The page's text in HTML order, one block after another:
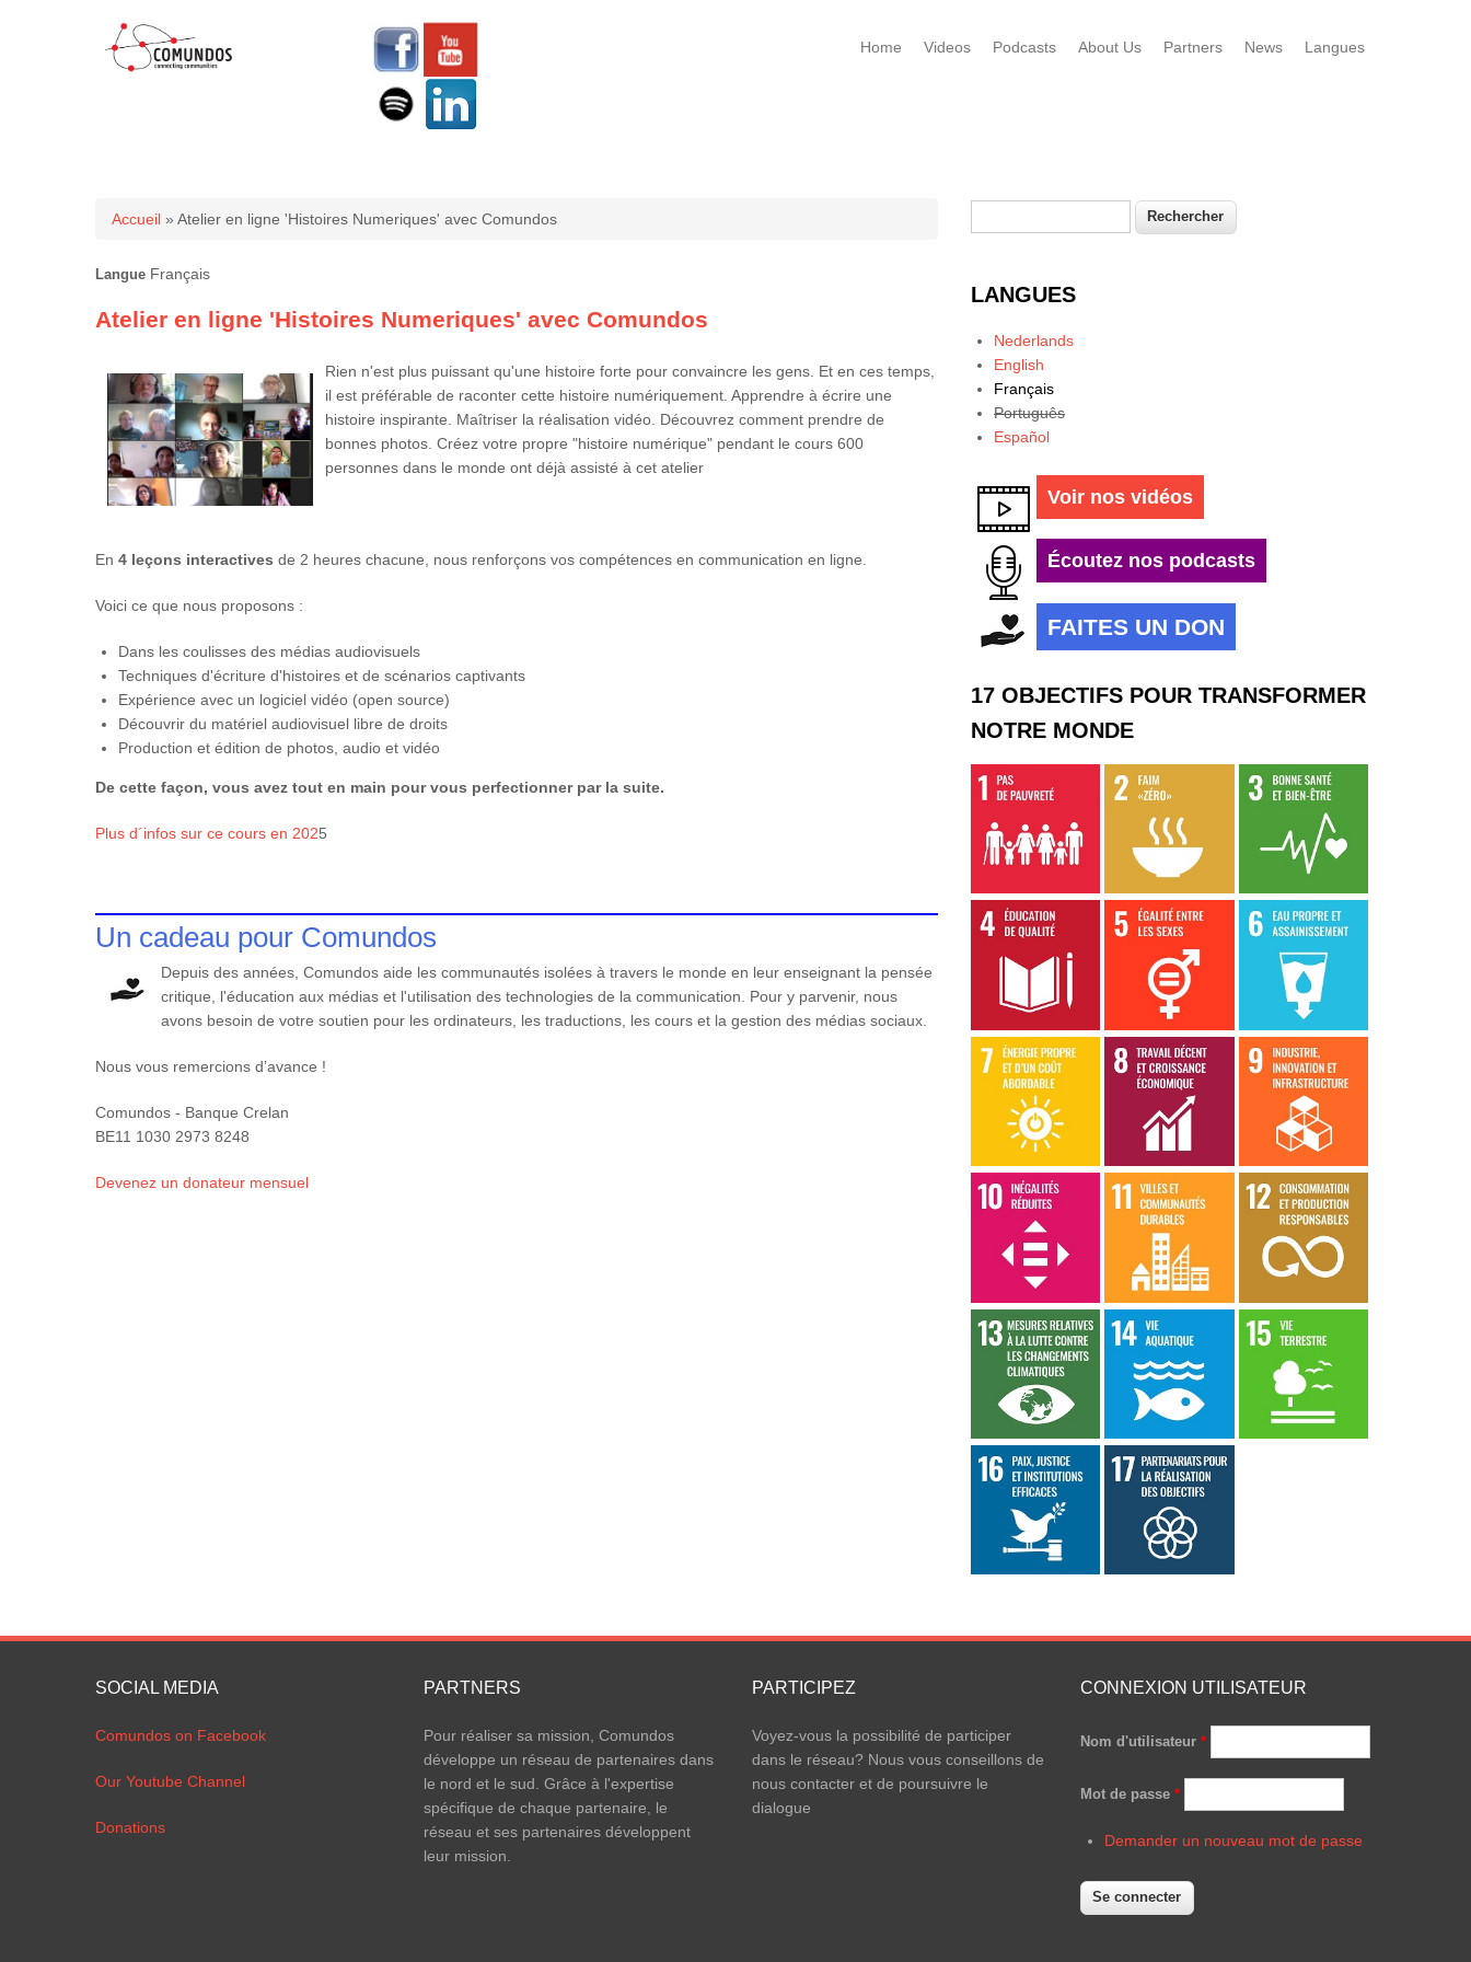
Home Videos Podcasts About Us Partners News Langues
Vous êtes ici
Accueil » Atelier en ligne 'Histoires Numeriques' avec Comundos
Langue Français
Atelier en ligne 'Histoires Numeriques' avec Comundos
Rien n'est plus puissant qu'une histoire forte pour convaincre les gens. Et en ces temps,
il est préférable de raconter cette histoire numériquement. Apprendre à écrire une
histoire inspirante. Maîtriser la réalisation vidéo. Découvrez comment prendre de
bonnes photos. Créez votre propre "histoire numérique" pendant le cours 600
personnes dans le monde ont déjà assisté à cet atelier
En 4 leçons interactives de 2 heures chacune, nous renforçons vos compétences en communication en ligne.
Voici ce que nous proposons :
Dans les coulisses des médias audiovisuels
Techniques d'écriture d'histoires et de scénarios captivants
Expérience avec un logiciel vidéo (open source)
Découvrir du matériel audiovisuel libre de droits
Production et édition de photos, audio et vidéo
De cette façon, vous avez tout en main pour vous perfectionner par la suite.
Plus d´infos sur ce cours en 2025
Un cadeau pour Comundos
Depuis des années, Comundos aide les communautés isolées à travers le monde en leur enseignant la pensée
critique, l'éducation aux médias et l'utilisation des technologies de la communication. Pour y parvenir, nous
avons besoin de votre soutien pour les ordinateurs, les traductions, les cours et la gestion des médias sociaux.
Nous vous remercions d’avance !
Comundos - Banque Crelan
BE11 1030 2973 8248
Devenez un donateur mensuel
Formulaire de recherche
LANGUES
Nederlands
English
Français
Português
Español
Voir nos vidéos
Écoutez nos podcasts
FAITES UN DON
17 OBJECTIFS POUR TRANSFORMER
NOTRE MONDE
SOCIAL MEDIA
Comundos on Facebook
Our Youtube Channel
Donations
PARTNERS
Pour réaliser sa mission, Comundos
développe un réseau de partenaires dans
le nord et le sud. Grâce à l'expertise
spécifique de chaque partenaire, le
réseau et ses partenaires développent
leur mission.
PARTICIPEZ
Voyez-vous la possibilité de participer
dans le réseau? Nous vous conseillons de
nous contacter et de poursuivre le
dialogue
CONNEXION UTILISATEUR
Nom d'utilisateur *
Mot de passe *
Demander un nouveau mot de passe